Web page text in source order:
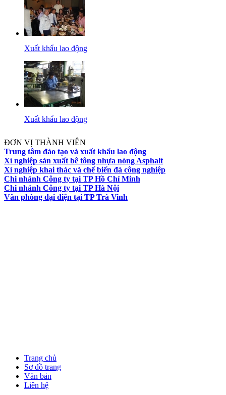
Xuất khẩu lao động
Xuất khẩu lao động
ĐƠN VỊ THÀNH VIÊN
Trung tâm đào tạo và xuất khẩu lao động
Xí nghiệp sản xuất bê tông nhựa nóng Asphalt
Xí nghiệp khai thác và chế biến đá công nghiệp
Chi nhánh Công ty tại TP Hồ Chí Minh
Chi nhánh Công ty tại TP Hà Nội
Văn phòng đại diện tại TP Trà Vinh
Trang chủ
Sơ đồ trang
Văn bản
Liên hệ